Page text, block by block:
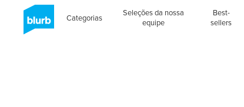
Categorias
Seleções da nossa
equipe
Best-
sellers